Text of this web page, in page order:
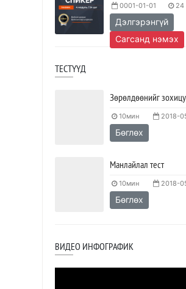
0001-01-01 24
Дэлгэрэнгүй
Сагсанд нэмэх
ТЕСТҮҮД
10мин 2018-
Бөглөх
Манлайлал тест
10мин 2018-
Бөглөх
ВИДЕО ИНФОГРАФИК